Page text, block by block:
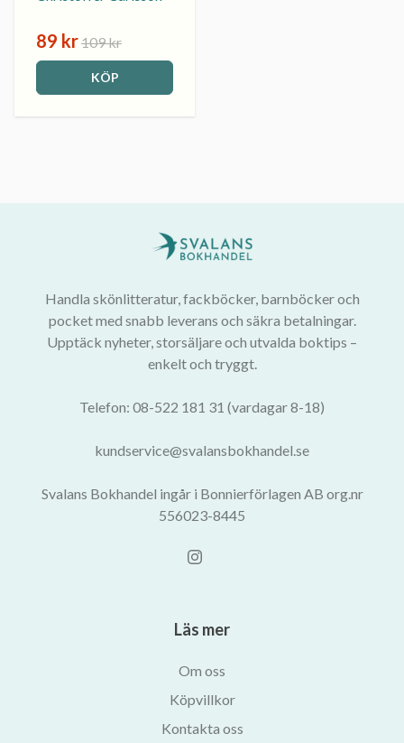
89 kr109 kr
KÖP
Handla skönlitteratur, fackböcker, barnböcker och
pocket med snabb leverans och säkra betalningar.
Upptäck nyheter, storsäljare och utvalda boktips –
enkelt och tryggt.
Telefon: 08-522 181 31 (vardagar 8-18)
kundservice@svalansbokhandel.se
Svalans Bokhandel ingår i Bonnierförlagen AB org.nr
556023-8445
Läs mer
Om oss
Köpvillkor
Kontakta oss